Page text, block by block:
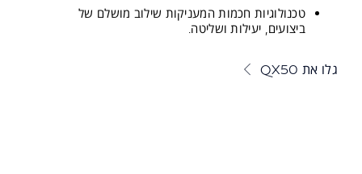
טכנולוגיות חכמות המעניקות שילוב מושלם של
ביצועים, יעילות ושליטה.
גלו את QX50